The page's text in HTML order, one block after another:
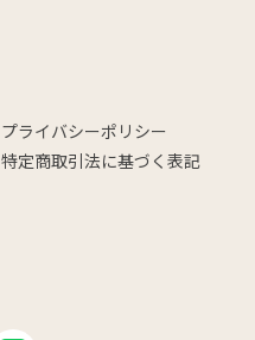
プライバシーポリシー
特定商取引法に基づく表記